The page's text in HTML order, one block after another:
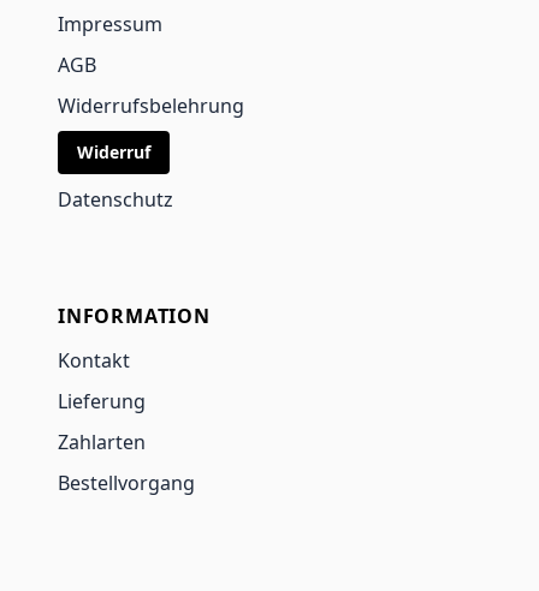
Impressum
AGB
Widerrufsbelehrung
Widerruf
Datenschutz
INFORMATION
Kontakt
Lieferung
Zahlarten
Bestellvorgang